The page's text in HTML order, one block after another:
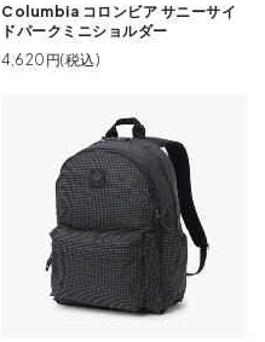
Columbia コロンビア サニーサイ
ドパークミニショルダー
4,620円(税込)